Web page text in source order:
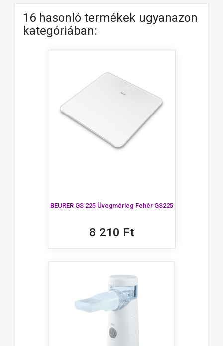
16 hasonló termékek ugyanazon
kategóriában:
BEURER GS 225 Üvegmérleg Fehér GS225
8 210 Ft